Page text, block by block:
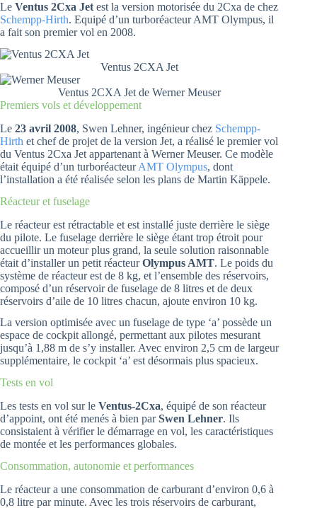
Le Ventus 2Cxa Jet est la version motorisée du 2Cxa de chez
Schempp-Hirth. Equipé d’un turboréacteur AMT Olympus, il
a fait son premier vol en 2008.
Ventus 2CXA Jet
Ventus 2CXA Jet de Werner Meuser
Premiers vols et développement
Le 23 avril 2008, Swen Lehner, ingénieur chez Schempp-
Hirth et chef de projet de la version Jet, a réalisé le premier vol
du Ventus 2Cxa Jet appartenant à Werner Meuser. Ce modèle
était équipé d’un turboréacteurAMT Olympus, dont
l’installation a été réalisée selon les plans de Martin Käppele.
Réacteur et fuselage
Le réacteur est rétractable et est installé juste derrière le siège
du pilote. Le fuselage derrière le siège étant trop étroit pour
accueillir un moteur plus grand, la seule solution raisonnable
était d’installer un petit réacteurOlympus AMT. Le poids du
système de réacteur est de 8 kg, et l’ensemble des réservoirs,
composé d’un réservoir de fuselage de 8 litres et de deux
réservoirs d’aile de 10 litres chacun, ajoute environ 10 kg.
La version optimisée avec un fuselage de type ‘a’ possède un
espace de cockpit allongé, permettant aux pilotes mesurant
jusqu’à 1,88 m de s’y installer. Avec environ 2,5 cm de largeur
supplémentaire, le cockpit ‘a’ est désormais plus spacieux.
Tests en vol
Les tests en vol sur le Ventus-2Cxa, équipé de son réacteur
d’appoint, ont été menés à bien parSwen Lehner. Ils
consistaient à vérifier le démarrage en vol, les caractéristiques
de montée et les performances globales.
Consommation, autonomie et performances
Le réacteur a une consommation de carburant d’environ 0,6 à
0,8 litre par minute. Avec les trois réservoirs de carburant,